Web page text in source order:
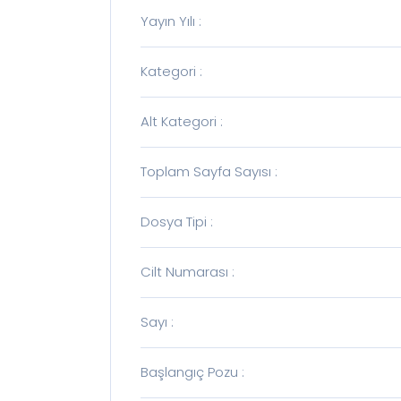
Yayın Yılı :
Kategori :
Alt Kategori :
Toplam Sayfa Sayısı :
Dosya Tipi :
Cilt Numarası :
Sayı :
Başlangıç Pozu :